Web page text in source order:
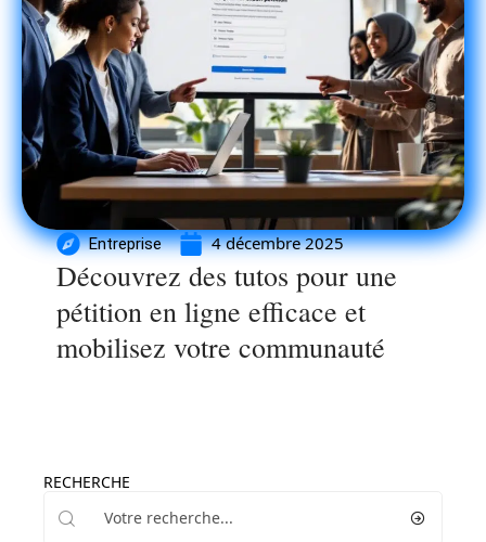
Entreprise 4 décembre 2025
Découvrez des tutos pour une
pétition en ligne efficace et
mobilisez votre communauté
RECHERCHE